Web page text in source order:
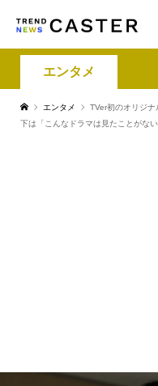
エンタメ
エンタメ
TVer初のオリジ
下は「こんなドラマは見たことがない